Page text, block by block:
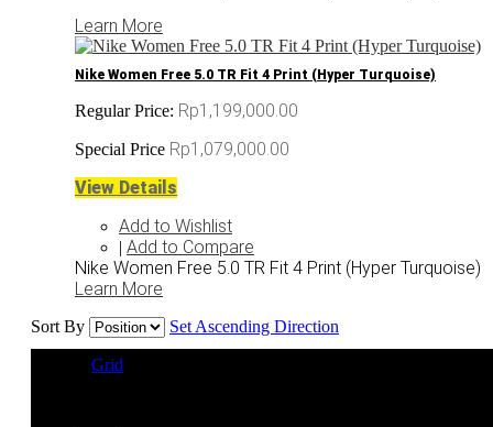
Learn More
Nike Women Free 5.0 TR Fit 4 Print (Hyper Turquoise)
Regular Price: Rp1,199,000.00
Special Price Rp1,079,000.00
View Details
Add to Wishlist
| Add to Compare
Nike Women Free 5.0 TR Fit 4 Print (Hyper Turquoise)
Learn More
Sort By Set Ascending Direction
Grid